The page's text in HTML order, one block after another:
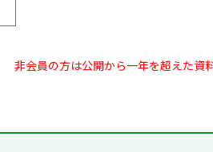
非会員の方は公開から一年を超えた資